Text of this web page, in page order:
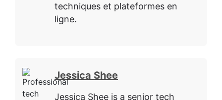
techniques et plateformes en
ligne.
Jessica Shee
Jessica Shee is a senior tech